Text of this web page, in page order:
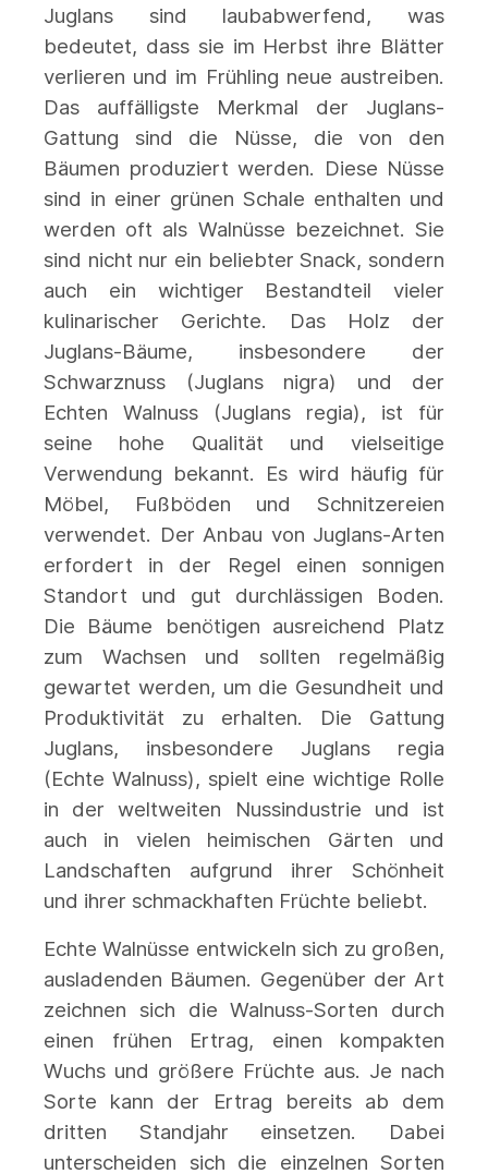
Juglans sind laubabwerfend, was
bedeutet, dass sie im Herbst ihre Blätter
verlieren und im Frühling neue austreiben.
Das auffälligste Merkmal der Juglans-
Gattung sind die Nüsse, die von den
Bäumen produziert werden. Diese Nüsse
sind in einer grünen Schale enthalten und
werden oft als Walnüsse bezeichnet. Sie
sind nicht nur ein beliebter Snack, sondern
auch ein wichtiger Bestandteil vieler
kulinarischer Gerichte. Das Holz der
Juglans-Bäume, insbesondere der
Schwarznuss (Juglans nigra) und der
Echten Walnuss (Juglans regia), ist für
seine hohe Qualität und vielseitige
Verwendung bekannt. Es wird häufig für
Möbel, Fußböden und Schnitzereien
verwendet. Der Anbau von Juglans-Arten
erfordert in der Regel einen sonnigen
Standort und gut durchlässigen Boden.
Die Bäume benötigen ausreichend Platz
zum Wachsen und sollten regelmäßig
gewartet werden, um die Gesundheit und
Produktivität zu erhalten. Die Gattung
Juglans, insbesondere Juglans regia
(Echte Walnuss), spielt eine wichtige Rolle
in der weltweiten Nussindustrie und ist
auch in vielen heimischen Gärten und
Landschaften aufgrund ihrer Schönheit
und ihrer schmackhaften Früchte beliebt.
Echte Walnüsse entwickeln sich zu großen,
ausladenden Bäumen. Gegenüber der Art
zeichnen sich die Walnuss-Sorten durch
einen frühen Ertrag, einen kompakten
Wuchs und größere Früchte aus. Je nach
Sorte kann der Ertrag bereits ab dem
dritten Standjahr einsetzen. Dabei
unterscheiden sich die einzelnen Sorten